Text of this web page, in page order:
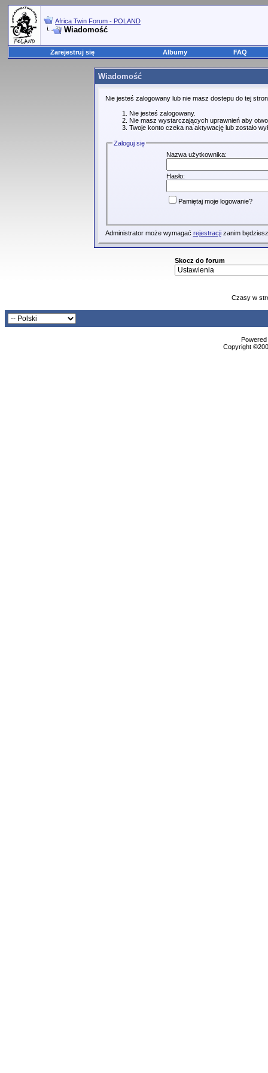
Africa Twin Forum - POLAND
Wiadomość
Zarejestruj się Albumy FAQ
Wiadomość
Nie jesteś zalogowany lub nie masz dostepu do tej
Nie jesteś zalogowany.
Nie masz wystarczających uprawnień aby
Twoje konto czeka na aktywację lub zostało
Zaloguj się
Nazwa użytkownika:
Hasło:
Pamiętaj moje logowanie?
Administrator może wymagać rejestracjizanim
Skocz do forum
Czasy w
Copyright